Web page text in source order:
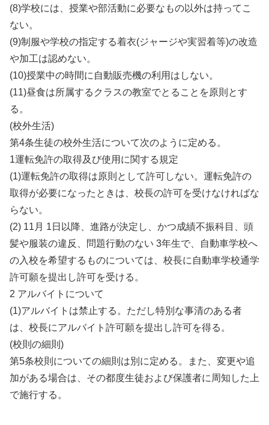
(8)学校には、授業や部活動に必要なもの以外は持ってこ
ない。
(9)制服や学校の指定する着衣(ジャージや実習着等)の改造
や加工は認めない。
(10)授業中の時間に自動販売機の利用はしない。
(11)昼食は所属するクラスの教室でとることを原則とす
る。
(校外生活)
第4条生徒の校外生活について次のように定める。
1運転免許の取得及び使用に関する規定
(1)運転免許の取得は原則として許可しない。運転免許の
取得が必要になったときは、校長の許可を受けなければな
らない。
(2) 11月 1日以降、進路が決定し、かつ成績不振科目、頭
髪や服装の違反、問題行動のない 3年生で、自動車学校へ
の入校を希望するものについては、校長に自動車学校通学
許可願を提出し許可を受ける。
2 アルバイトについて
(1)アルバイトは禁止する。ただし特別な事清のある者
は、校長にアルバイト許可願を提出し許可を得る。
(校則の細則)
第5条校則についての細則は別に定める。また、変更や追
加がある場合は、その都度生徒および保護者に周知した上
で施行する。